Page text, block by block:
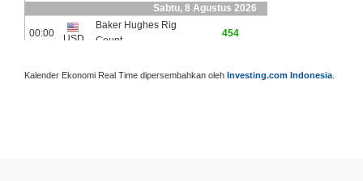
Kalender Ekonomi Real Time dipersembahkan oleh Investing.com Indonesia